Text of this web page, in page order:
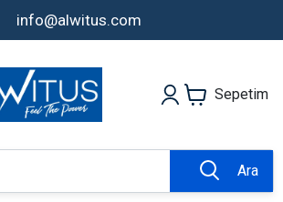
info@alwitus.com
Sepetim
Ara